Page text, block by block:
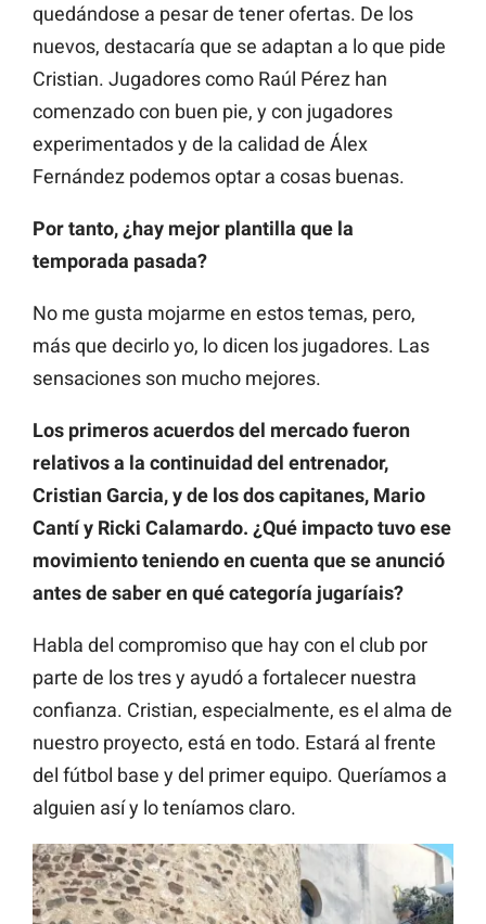
quedándose a pesar de tener ofertas. De los
nuevos, destacaría que se adaptan a lo que pide
Cristian. Jugadores como Raúl Pérez han
comenzado con buen pie, y con jugadores
experimentados y de la calidad de Álex
Fernández podemos optar a cosas buenas.
Por tanto, ¿hay mejor plantilla que la
temporada pasada?
No me gusta mojarme en estos temas, pero,
más que decirlo yo, lo dicen los jugadores. Las
sensaciones son mucho mejores.
Los primeros acuerdos del mercado fueron
relativos a la continuidad del entrenador,
Cristian Garcia, y de los dos capitanes, Mario
Cantí y Ricki Calamardo. ¿Qué impacto tuvo ese
movimiento teniendo en cuenta que se anunció
antes de saber en qué categoría jugaríais?
Habla del compromiso que hay con el club por
parte de los tres y ayudó a fortalecer nuestra
confianza. Cristian, especialmente, es el alma de
nuestro proyecto, está en todo. Estará al frente
del fútbol base y del primer equipo. Queríamos a
alguien así y lo teníamos claro.